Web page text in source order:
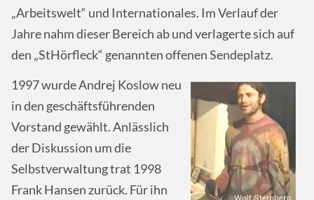
„Arbeitswelt“ und Internationales. Im Verlauf der
Jahre nahm dieser Bereich ab und verlagerte sich auf
den „StHörfleck“ genannten offenen Sendeplatz.
1997 wurde Andrej Koslow neu
in den geschäftsführenden
Vorstand gewählt. Anlässlich
der Diskussion um die
Selbstverwaltung trat 1998
Frank Hansen zurück. Für ihn